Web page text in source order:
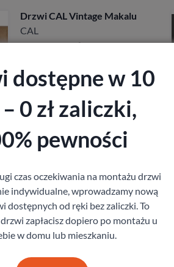
Drzwi CAL Op-art Harmonia
CAL
3 780,00zł
Zobacz
Zamów pomiar
dostępne w 10
0 zł zaliczki,
pewności
czas oczekiwania na montażu drzwi
indywidualne, wprowadzamy nową
dostępnych od ręki bez zaliczki. To
drzwi zapłacisz dopiero po montażu u
w domu lub mieszkaniu.